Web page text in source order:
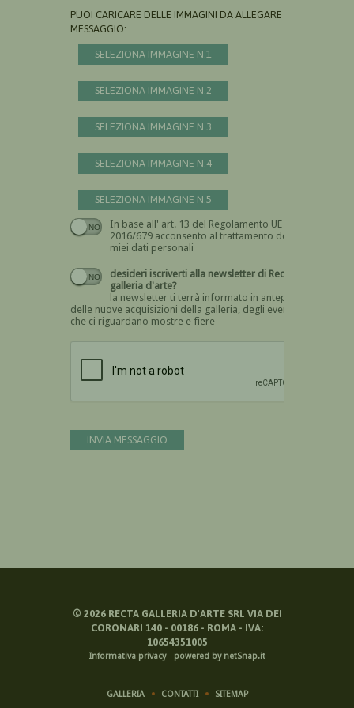
PUOI CARICARE DELLE IMMAGINI DA ALLEGARE AL
MESSAGGIO:
SELEZIONA IMMAGINE N.1
SELEZIONA IMMAGINE N.2
SELEZIONA IMMAGINE N.3
SELEZIONA IMMAGINE N.4
SELEZIONA IMMAGINE N.5
In base all' art. 13 del Regolamento UE n.
2016/679 acconsento al trattamento dei
miei dati personali
Devi dare il consenso
desideri iscriverti alla newsletter di Recta
galleria d'arte?
la newsletter ti terrà informato in anteprima
delle nuove acquisizioni della galleria, degli eventi
che ci riguardano mostre e fiere
INVIA MESSAGGIO
© 2026RECTA GALLERIA D'ARTE SRL VIA DEI
CORONARI 140 - 00186 - ROMA - IVA:
10654351005
Informativa privacy- powered by netSnap.it
GALLERIA CONTATTI SITEMAP